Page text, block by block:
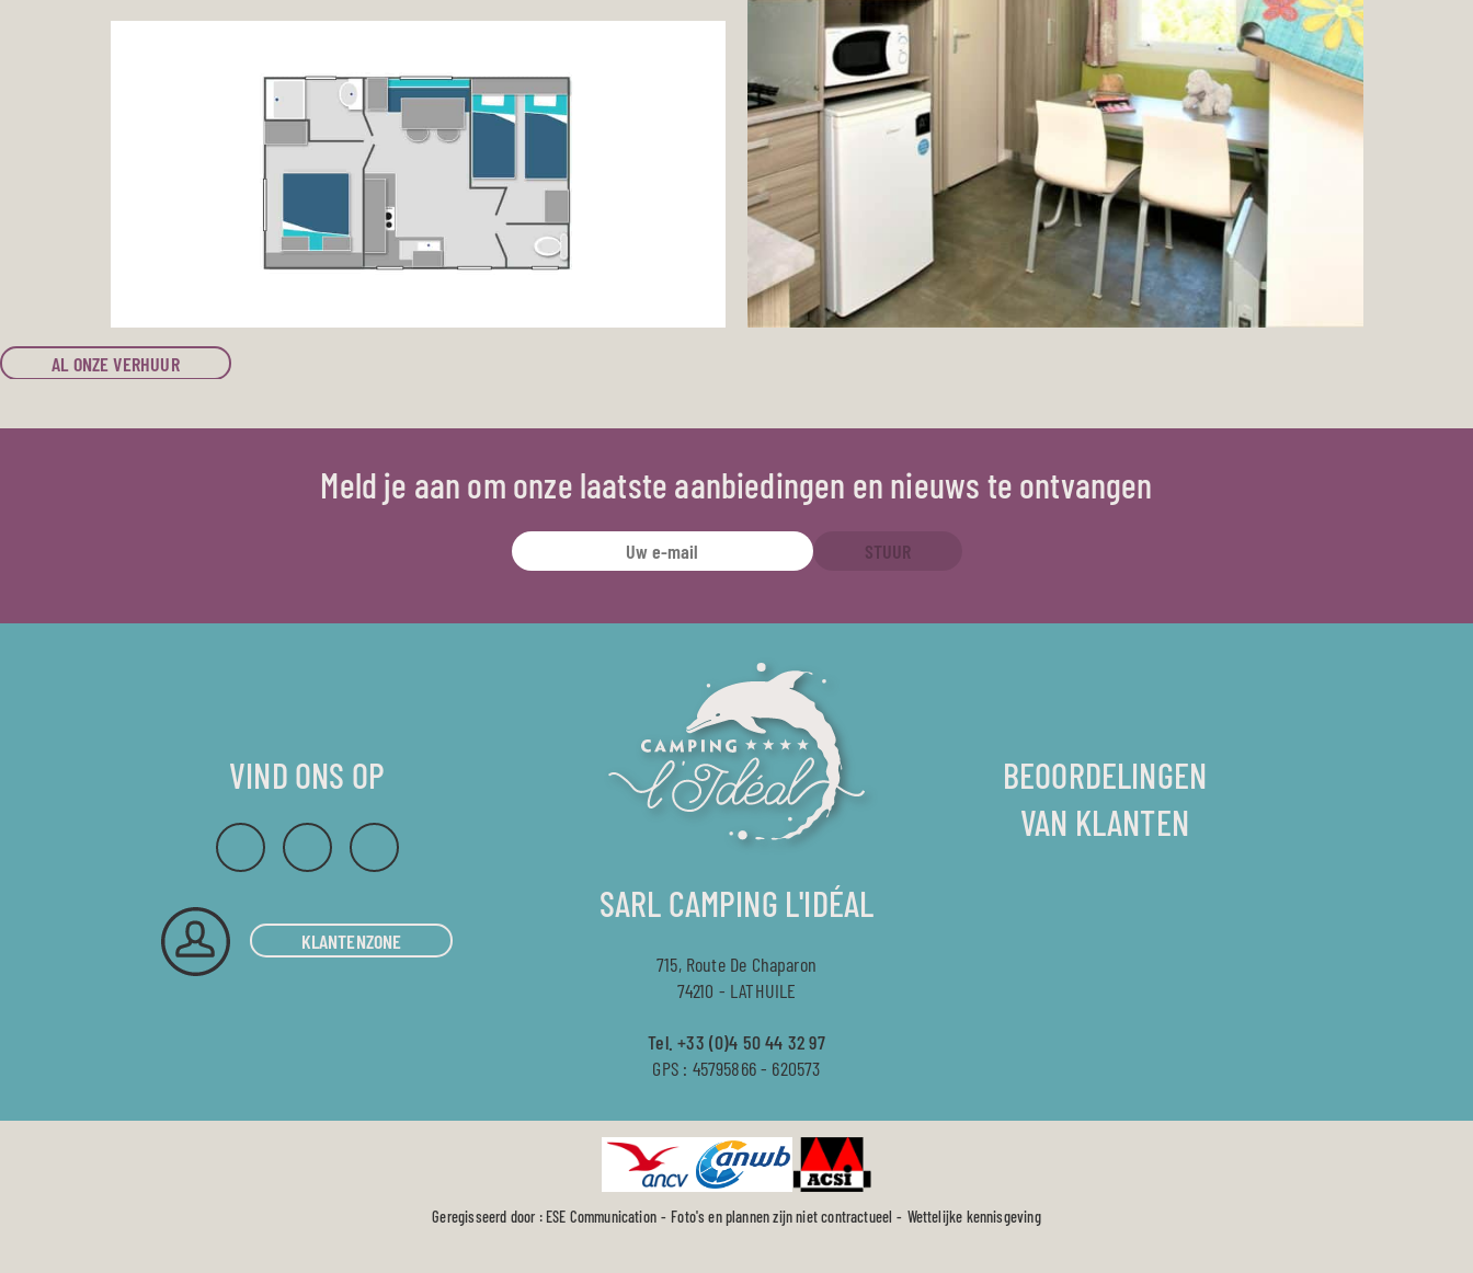
AL ONZE VERHUUR
Meld je aan om onze laatste aanbiedingen en nieuws te ontvangen
STUUR
SARL CAMPING L'IDÉAL
715, Route De Chaparon
74210 - LATHUILE
Tel.+33 (0)4 50 44 32 97
GPS : 45795866 - 620573
VIND ONS OP
KLANTENZONE
BEOORDELINGEN
VAN KLANTEN
Geregisseerd door : ESE Communication Foto's en plannen zijn niet contractueel Wettelijke kennisgeving